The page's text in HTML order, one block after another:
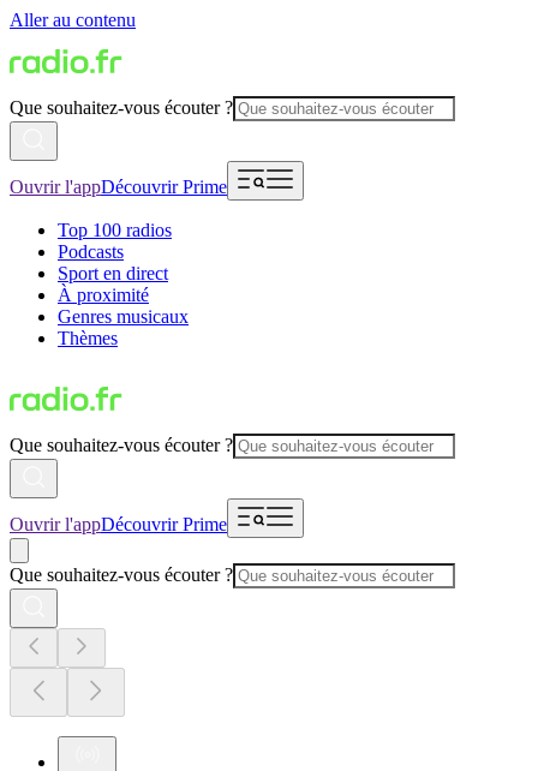
Aller au contenu
Que souhaitez-vous écouter ?
Ouvrir l'appDécouvrir Prime
Top 100 radios
Podcasts
Sport en direct
À proximité
Genres musicaux
Thèmes
Que souhaitez-vous écouter ?
Ouvrir l'appDécouvrir Prime
Que souhaitez-vous écouter ?